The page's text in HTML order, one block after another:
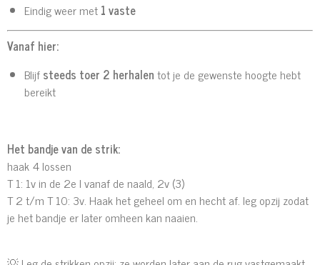
Eindig weer met1 vaste
Vanaf hier:
Blijfsteeds toer 2 herhalentot je de gewenste hoogte hebt
bereikt
Het bandje van de strik:
haak 4 lossen
T 1: 1v in de 2e l vanaf de naald, 2v (3)
T 2 t/m T 10: 3v. Haak het geheel om en hecht af. leg opzij zodat
je het bandje er later omheen kan naaien.